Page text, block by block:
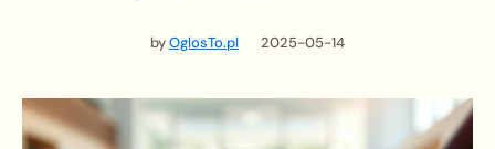
byOglosTo.pl 2025-05-14